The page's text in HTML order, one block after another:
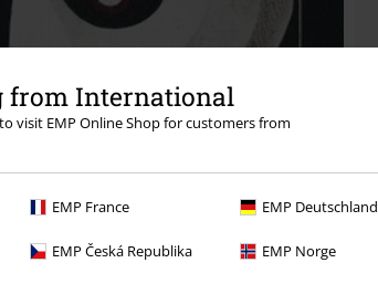
from International
visit EMP Online Shop for customers from
EMP France EMP Deutschland
EMP Česká Republika EMP Norge